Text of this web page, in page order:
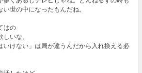
世の中になったもんだね。
はの
いな。
いけない」は局が違うんだから入れ換える必